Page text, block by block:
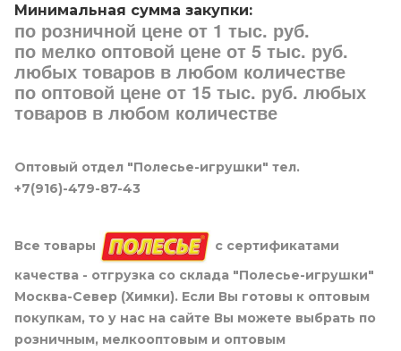
Минимальная сумма закупки:
по розничной цене от 1 тыс. руб.
по мелко оптовой цене от 5 тыс. руб.
любых товаров в любом количестве
по оптовой цене от 15 тыс. руб. любых
товаров в любом количестве
Оптовый отдел "Полесье-игрушки" тел.
+7(916)-479-87-43
Все товары
с сертификатами
качества - отгрузка со склада "Полесье-игрушки"
Москва-Север (Химки). Если Вы готовы к оптовым
покупкам, то у нас на сайте Вы можете выбрать по
розничным, мелкооптовым и оптовым